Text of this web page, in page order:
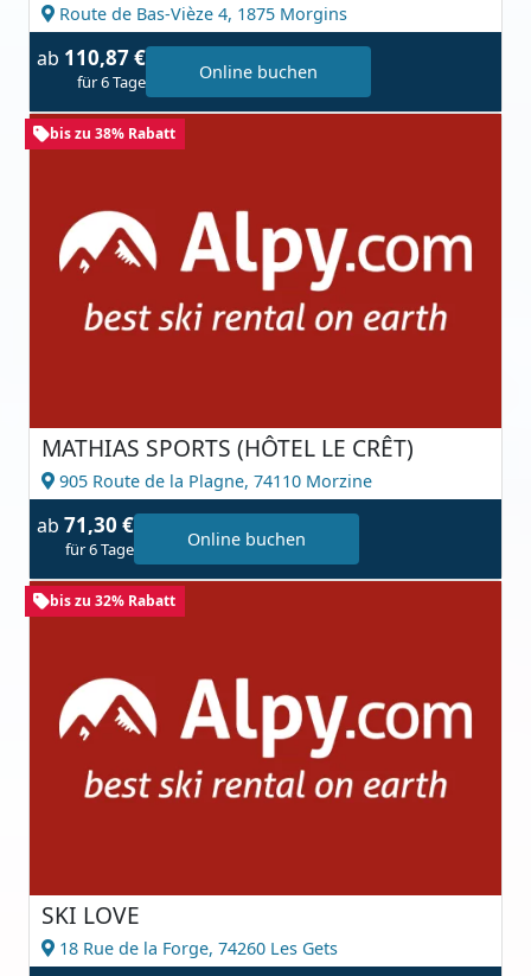
Route de Bas-Vièze 4, 1875 Morgins
ab 110,87 €
für 6 Tage Online buchen
bis zu 38% Rabatt
MATHIAS SPORTS (HÔTEL LE CRÊT)
905 Route de la Plagne, 74110 Morzine
ab 71,30 €
für 6 Tage Online buchen
bis zu 32% Rabatt
SKI LOVE
18 Rue de la Forge, 74260 Les Gets